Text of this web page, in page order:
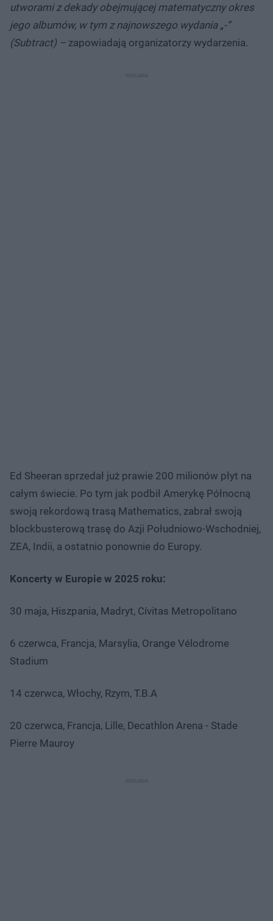
utworami z dekady obejmującej matematyczny okres
jego albumów, w tym z najnowszego wydania „-”
(Subtract) – zapowiadają organizatorzy wydarzenia.
Ed Sheeran sprzedał już prawie 200 milionów płyt na
całym świecie. Po tym jak podbił Amerykę Północną
swoją rekordową trasą Mathematics, zabrał swoją
blockbusterową trasę do Azji Południowo-Wschodniej,
ZEA, Indii, a ostatnio ponownie do Europy.
Koncerty w Europie w 2025 roku:
30 maja, Hiszpania, Madryt, Cívitas Metropolitano
6 czerwca, Francja, Marsylia, Orange Vélodrome
Stadium
14 czerwca, Włochy, Rzym, T.B.A
20 czerwca, Francja, Lille, Decathlon Arena - Stade
Pierre Mauroy